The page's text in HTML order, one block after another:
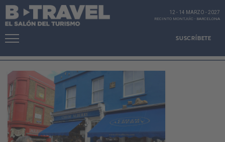
SUSCRÍBETE
12 - 14 MARZO -2027
RECINTO MONTJUÏC - BARCELONA